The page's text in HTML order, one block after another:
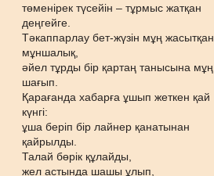
төменірек түсейін – тұрмыс жатқан
деңгейге.
Тәкаппарлау бет-жүзін мұң жасытқан
мұншалық,
әйел тұрды бір қартаң танысына мұң
шағып.
Қарағанда хабарға ұшып жеткен қай
күнгі:
ұша беріп бір лайнер қанатынан
қайрылды.
Талай бөрік құлайды,
жел астында шашы ұлып,